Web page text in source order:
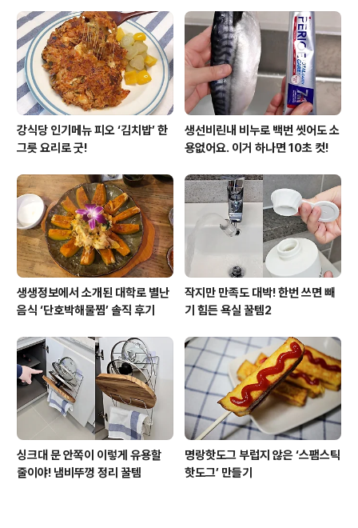
강식당 인기메뉴 피오 ‘김치밥’ 한
그릇 요리로 굿!
생선비린내 비누로 백번 씻어도 소
용없어요. 이거 하나면 10초 컷!
생생정보에서 소개된 대학로 별난
음식 ‘단호박해물찜’ 솔직 후기
작지만 만족도 대박! 한번 쓰면 빼
기 힘든 욕실 꿀템2
싱크대 문 안쪽이 이렇게 유용할
줄이야! 냄비뚜껑 정리 꿀템
명랑핫도그 부럽지 않은 ‘스팸스틱
핫도그’ 만들기